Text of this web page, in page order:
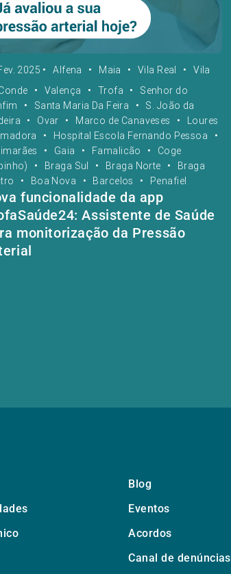
2025 • Alfena • Maia • Vila Real •
Vila
• Valença • Trofa •
Senhor do
• Santa Maria Da Feira •
S. João da
• Ovar • Marco de Canaveses •
Loures
• Hospital Escola Fernando Pessoa
•
• Gaia • Famalicão •
Coge
• Braga Sul • Braga Norte •
Braga
• Boa Nova • Barcelos • Penafiel
funcionalidade da app
Assistente de Saúde
monitorização da Pressão
Blog
Eventos
Acordos
Canal de denúncias